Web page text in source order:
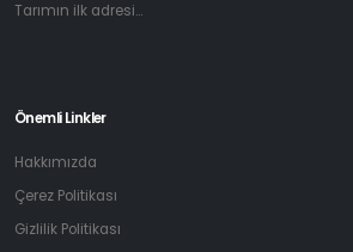
Tarımın ilk adresi...
Önemli Linkler
Hakkımızda
Çerez Politikası
Gizlilik Politikası